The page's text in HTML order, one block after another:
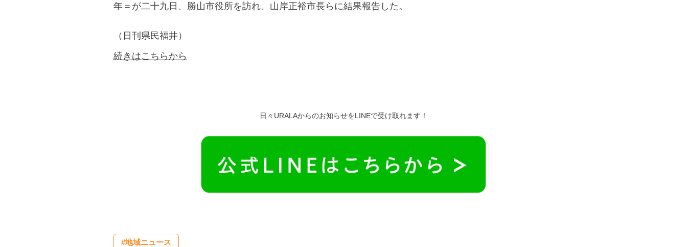
年＝が二十九日、勝山市役所を訪れ、山岸正裕市長らに結果報告した。
（日刊県民福井）
続きはこちらから
日々URALAからのお知らせをLINEで受け取れます！
#地域ニュース